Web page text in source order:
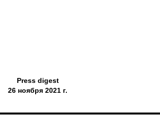
Press digest
26 ноября 2021 г.